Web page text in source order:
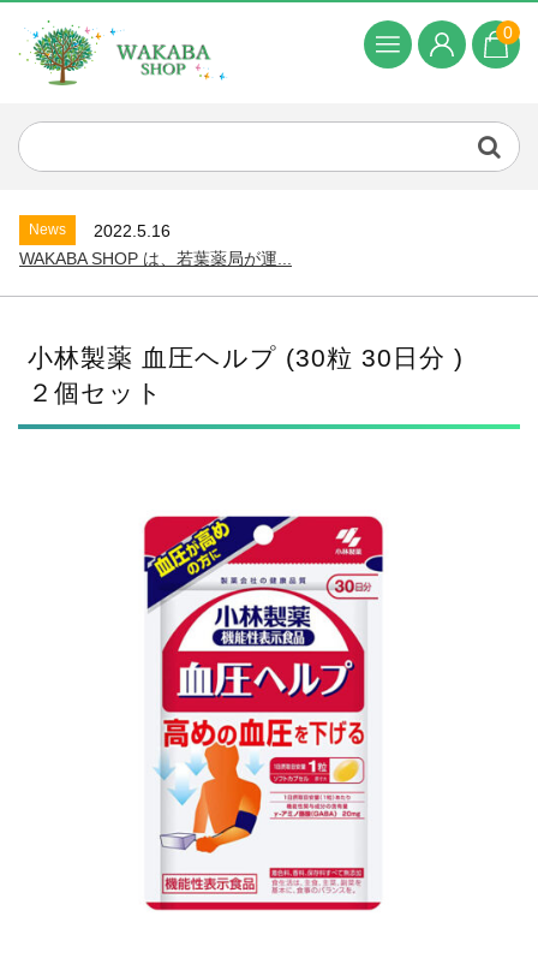
0
News
2022.5.16
WAKABA SHOP は、若葉薬局が運...
小林製薬 血圧ヘルプ (30粒 30日分 )
２個セット